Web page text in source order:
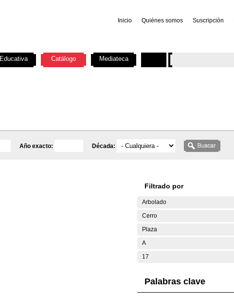
Inicio Quiénes somos Suscripción
Año exacto: Década:
Filtrado por
Arbolado
Cerro
Plaza
A
17
Palabras clave
Educativa Catálogo Mediateca